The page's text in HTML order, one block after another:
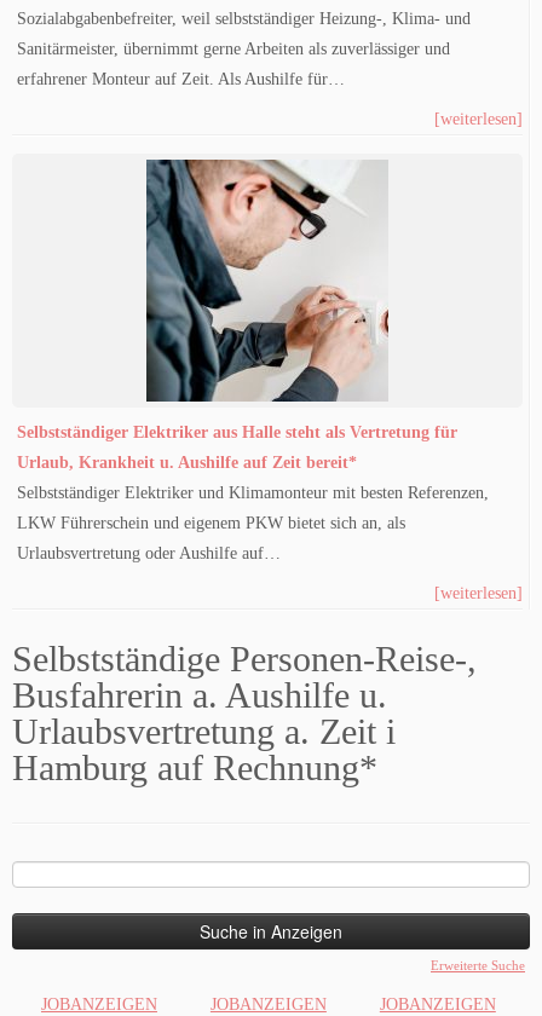
Sozialabgabenbefreiter, weil selbstständiger Heizung-, Klima- und
Sanitärmeister, übernimmt gerne Arbeiten als zuverlässiger und
erfahrener Monteur auf Zeit. Als Aushilfe für…
[weiterlesen]
Selbstständiger Elektriker aus Halle steht als Vertretung für
Urlaub, Krankheit u. Aushilfe auf Zeit bereit*
Selbstständiger Elektriker und Klimamonteur mit besten Referenzen,
LKW Führerschein und eigenem PKW bietet sich an, als
Urlaubsvertretung oder Aushilfe auf…
[weiterlesen]
Selbstständige Personen-Reise-,
Busfahrerin a. Aushilfe u.
Urlaubsvertretung a. Zeit i
Hamburg auf Rechnung*
Erweiterte Suche
JOBANZEIGEN
JOBANZEIGEN
JOBANZEIGEN